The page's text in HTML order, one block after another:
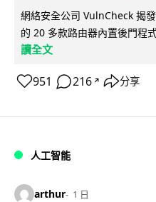
網絡安全公司 VulnCheck 揭
的 20 多款路由器內置後門程
讀全文
951 216 ↗ 分享
人工智能
arthur 1 日